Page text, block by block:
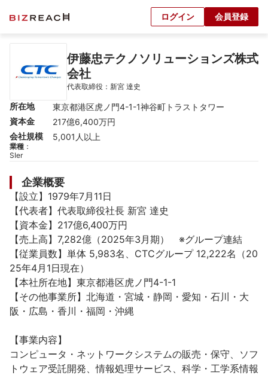
ログイン 会員登録
伊藤忠テクノソリューションズ株式
会社
代表取締役：新宮 達史
所在地
東京都港区虎ノ門4-1-1神谷町トラストタワー
資本金
217億6,400万円
会社規模
5,001人以上
業種 ：
SIer
企業概要
【設立】1979年7月11日
【代表者】代表取締役社長 新宮 達史
【資本金】217億6,400万円
【売上高】7,282億（2025年3月期）　※グループ連結
【従業員数】単体 5,983名、CTCグループ 12,222名（20
25年4月1日現在）
【本社所在地】東京都港区虎ノ門4-1-1
【その他事業所】北海道・宮城・静岡・愛知・石川・大
阪・広島・香川・福岡・沖縄
【事業内容】
コンピュータ・ネットワークシステムの販売・保守、ソフ
トウェア受託開発、情報処理サービス、科学・工学系情報